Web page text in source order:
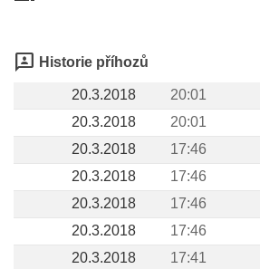
3p Historie příhozů
20.3.2018 20:01
20.3.2018 20:01
20.3.2018
17:46
20.3.2018 17:46
20.3.2018
17:46
20.3.2018 17:46
20.3.2018
17:41